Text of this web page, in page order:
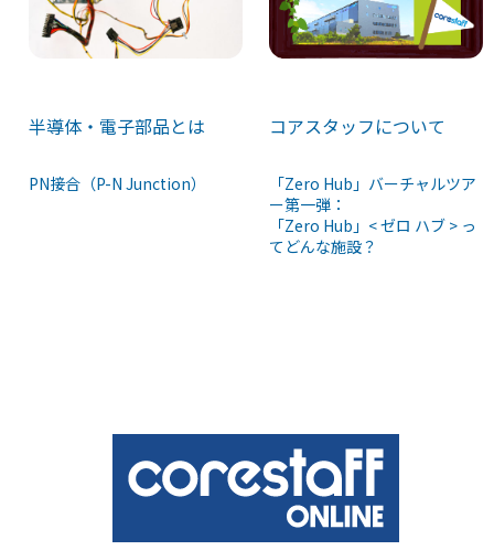
半導体・電子部品とは
PN接合（P-N Junction）
コアスタッフについて
「Zero Hub」バーチャルツア
ー第一弾：
「Zero Hub」< ゼロ ハブ > っ
てどんな施設？